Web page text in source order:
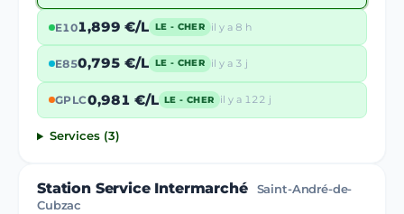
E101,899 €/L LE - CHER il y a 8 h
E850,795 €/L LE - CHER il y a 3 j
GPLC0,981 €/L LE - CHER il y a 122 j
Services (3)
Station Service Intermarché
Saint-André-de-
Cubzac